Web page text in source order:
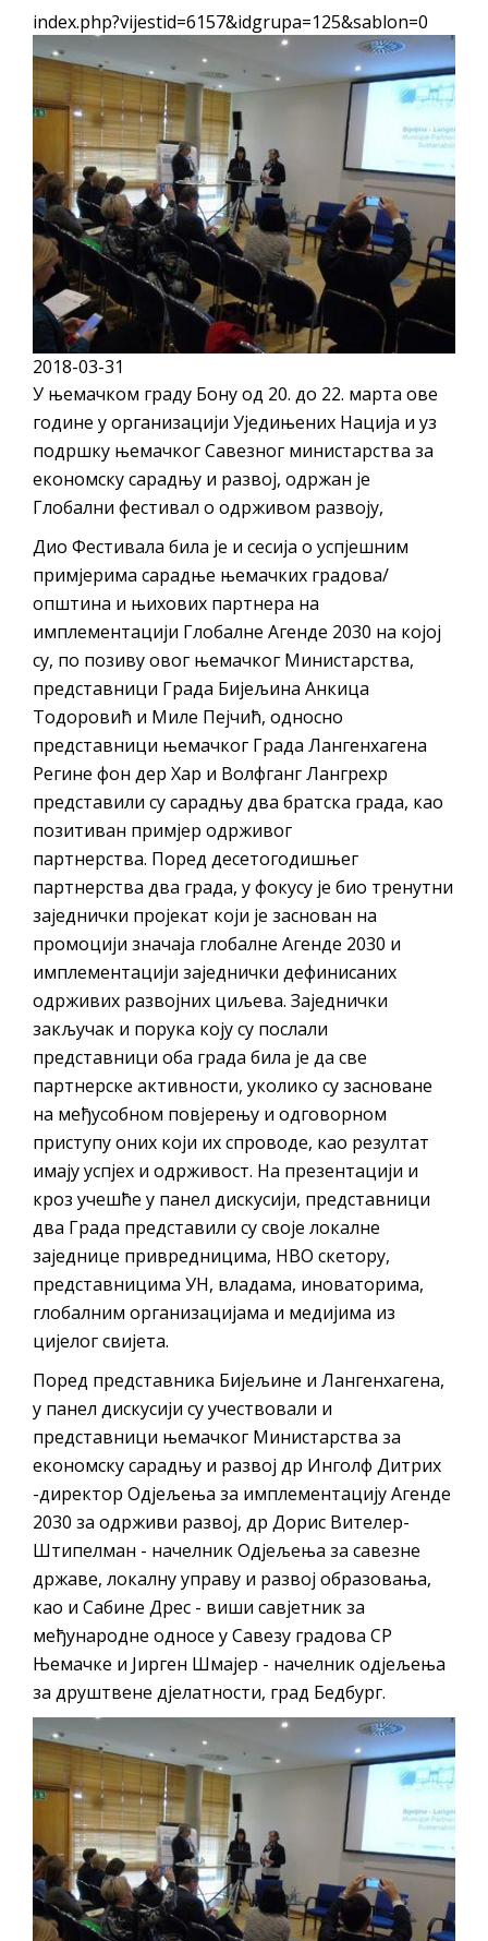
КАНДИДАТА КОЈИ СУ ОСТВАРИЛИ ПРАВО
НА ГРАДСКИ МЈЕСЕЧНИ БОРАЧКИ
ДОДАТАК ЗА ДЕМОБИЛИСАНЕ БОРЦЕ
ВОЈСКЕ РЕПУБЛИКЕ СРПСКЕ У СТАЊУ
СОЦИЈАЛНЕ ПОТРЕБЕ
ЈАВНИ ПОЗИВ ЗА НАЈЉЕПШЕ УРЕЂЕНО
ДВОРИШТЕ ИНДИВИДУАЛНИХ
ДОМАЋИНСТАВА, ДВОРИШТЕ
ЗАЈЕДНИЦА ЕТАЖНИХ ВЛАСНИКА И ЈАВНИ
ПРОСТОР У МЈЕСНИМ ЗАЈЕДНИЦАМА НА
Oд 27. јула пријем захтјева за новчану
помоћ за набавку школског прибора
Обрасци захтјева за регресирано
новембра
Захтјев за издавање ПОНОСНЕ КАРТИЦЕ
Обавјештење о забрани саобраћаја 6. и
7. августа
Обавјештење за предузетника - Вера
Ујић
index.php?vijestid=6157&idgrupa=125&sablon=0
2018-03-31
У њемачком граду Бону од 20. до 22. марта ове
године у организацији Уједињених Нација и уз
подршку њемачког Савезног министарства за
економску сарадњу и развој, одржан је
Глобални фестивал о одрживом развоју,
Дио Фестивала била је и сесија о успјешним
примјерима сарадње њемачких градова/
општина и њихових партнера на
имплементацији Глобалне Агенде 2030 на којој
су, по позиву овог њемачког Министарства,
представници Града Бијељина Анкица
Тодоровић и Миле Пејчић, односно
представници њемачког Града Лангенхагена
Регине фон дер Хар и Волфганг Лангрехр
представили су сарадњу два братска града, као
позитиван примјер одрживог
партнерства. Поред десетогодишњег
партнерства два града, у фокусу је био тренутни
заједнички пројекат који је заснован на
промоцији значаја глобалне Агенде 2030 и
имплементацији заједнички дефинисаних
одрживих развојних циљева. Заједнички
закључак и порука коју су послали
представници оба града била је да све
партнерске активности, уколико су засноване
на међусобном повјерењу и одговорном
приступу оних који их спроводе, као резултат
имају успјех и одрживост. На презентацији и
кроз учешће у панел дискусији, представници
два Града представили су своје локалне
заједнице привредницима, НВО скетору,
представницима УН, владама, иноваторима,
глобалним организацијама и медијима из
цијелог свијета.
Поред представника Бијељине и Лангенхагена,
у панел дискусији су учествовали и
представници њемачког Министарства за
економску сарадњу и развој др Инголф Дитрих
-директор Одјељења за имплементацију Агенде
2030 за одрживи развој, др Дорис Вителер-
Штипелман - начелник Одјељења за савезне
државе, локалну управу и развој образовања,
као и Сабине Дрес - виши савјетник за
међународне односе у Савезу градова СР
Њемачке и Јирген Шмајер - начелник одјељења
за друштвене дјелатности, град Бедбург.